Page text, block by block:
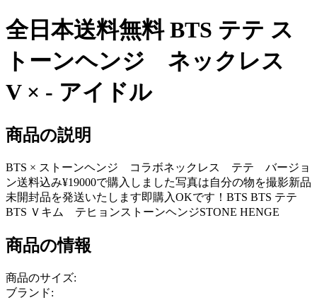
全日本送料無料 BTS テテ ス
トーンヘンジ ネックレス
V × - アイドル
商品の説明
BTS × ストーンヘンジ コラボネックレス テテ バージョ
ン送料込み¥19000で購入しました写真は自分の物を撮影新品
未開封品を発送いたします即購入OKです！BTS BTS テテ
BTS Ｖキム テヒョンストーンヘンジSTONE HENGE
商品の情報
商品のサイズ:
ブランド: